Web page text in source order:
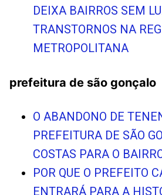
DEIXA BAIRROS SEM
TRANSTORNOS NA
METROPOLITANA
prefeitura de são gonçalo
O ABANDONO DE
PREFEITURA DE SÃO
COSTAS PARA O
POR QUE O PREFEITO
ENTRARÁ PARA A